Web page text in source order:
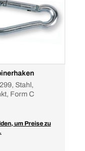
Stahl,
Form C
um Preise zu